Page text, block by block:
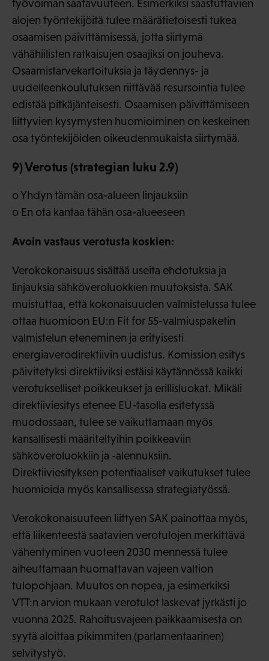
työvoiman saatavuuteen. Esimerkiksi saastuttavien
alojen työntekijöitä tulee määrätietoisesti tukea
osaamisen päivittämisessä, jotta siirtymä
vähähiilisten ratkaisujen osaajiksi on jouheva.
Osaamistarvekartoituksia ja täydennys- ja
uudelleenkoulutuksen riittävää resursointia tulee
edistää pitkäjänteisesti. Osaamisen päivittämiseen
liittyvien kysymysten huomioiminen on keskeinen
osa työntekijöiden oikeudenmukaista siirtymää.
9) Verotus (strategian luku 2.9)
o Yhdyn tämän osa-alueen linjauksiin
o En ota kantaa tähän osa-alueeseen
Avoin vastaus verotusta koskien:
Verokokonaisuus sisältää useita ehdotuksia ja
linjauksia sähköveroluokkien muutoksista. SAK
muistuttaa, että kokonaisuuden valmistelussa tulee
ottaa huomioon EU:n Fit for 55-valmiuspaketin
valmistelun eteneminen ja erityisesti
energiaverodirektiivin uudistus. Komission esitys
päivitetyksi direktiiviksi estäisi käytännössä kaikki
verotukselliset poikkeukset ja erillisluokat. Mikäli
direktiiviesitys etenee EU-tasolla esitetyssä
muodossaan, tulee se vaikuttamaan myös
kansallisesti määriteltyihin poikkeaviin
sähköveroluokkiin ja -alennuksiin.
Direktiiviesityksen potentiaaliset vaikutukset tulee
huomioida myös kansallisessa strategiatyössä.
Verokokonaisuuteen liittyen SAK painottaa myös,
että liikenteestä saatavien verotulojen merkittävä
vähentyminen vuoteen 2030 mennessä tulee
aiheuttamaan huomattavan vajeen valtion
tulopohjaan. Muutos on nopea, ja esimerkiksi
VTT:n arvion mukaan verotulot laskevat jyrkästi jo
vuonna 2025. Rahoitusvajeen paikkaamisesta on
syytä aloittaa pikimmiten (parlamentaarinen)
selvitystyö.